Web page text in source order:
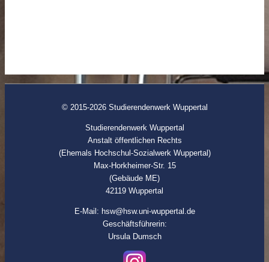
© 2015-2026 Studierendenwerk Wuppertal
Studierendenwerk Wuppertal
Anstalt öffentlichen Rechts
(Ehemals Hochschul-Sozialwerk Wuppertal)
Max-Horkheimer-Str. 15
(Gebäude ME)
42119 Wuppertal
E-Mail: hsw@hsw.uni-wuppertal.de
Geschäftsführerin:
Ursula Dumsch